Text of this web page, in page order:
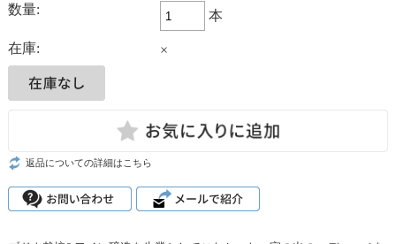
数量:
本
在庫: ×
返品についての詳細はこちら